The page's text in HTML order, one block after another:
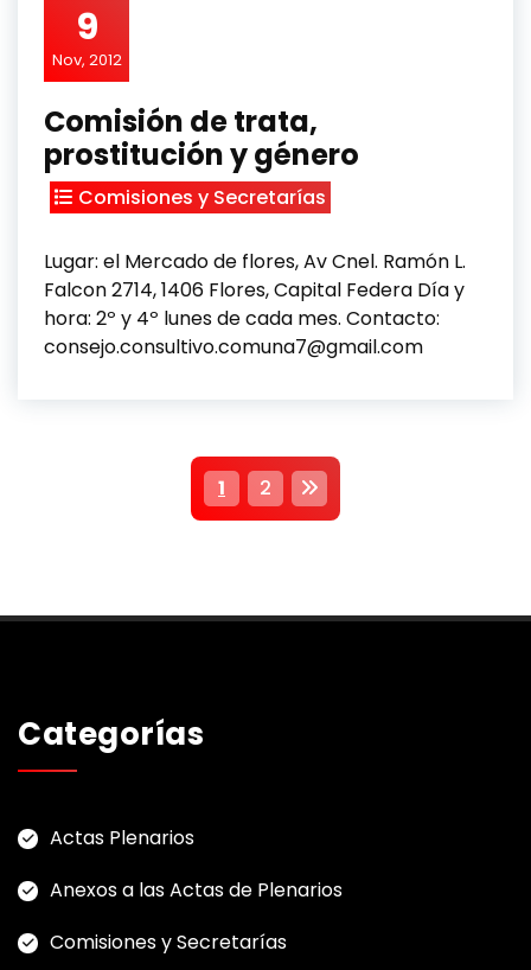
9
Nov, 2012
Comisión de trata,
prostitución y género
Comisiones y Secretarías
Lugar: el Mercado de flores, Av Cnel. Ramón L.
Falcon 2714, 1406 Flores, Capital Federa Día y
hora: 2º y 4º lunes de cada mes. Contacto:
consejo.consultivo.comuna7@gmail.com
P
i
ó
1 2
Categorías
Actas Plenarios
Anexos a las Actas de Plenarios
Comisiones y Secretarías